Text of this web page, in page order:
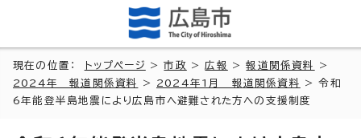
現在の位置： トップページ >市政 >広報 >報道関係資料
>
2024年 報道関係資料
> 2024年1月 報道関係資料
> 令和
6年能登半島地震により広島市へ避難された方への支援制度